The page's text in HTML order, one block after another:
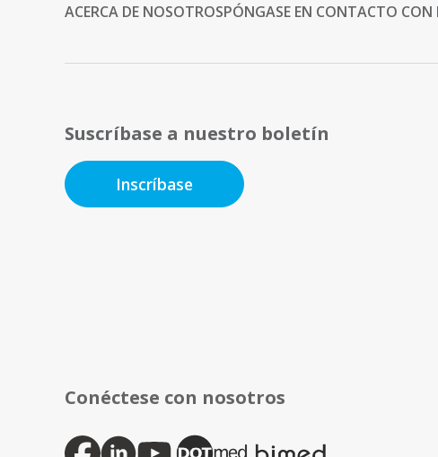
ACERCA DE NOSOTROSPÓNGASE EN CONTACTO CON
Suscríbase a nuestro boletín
Inscríbase
Conéctese con nosotros